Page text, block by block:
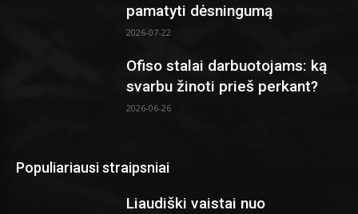
pamatyti dėsningumą
2026-07-22
Ofiso stalai darbuotojams: ką
svarbu žinoti prieš perkant?
2026-06-26
Populiariausi straipsniai
Liaudiški vaistai nuo